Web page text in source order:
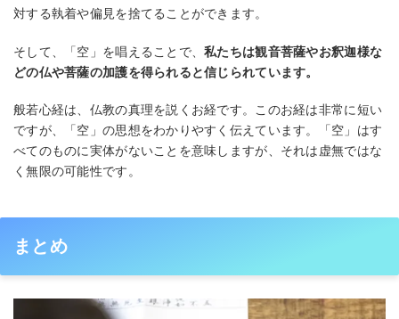
対する執着や偏見を捨てることができます。
そして、「空」を唱えることで、私たちは観音菩薩やお釈迦様な
どの仏や菩薩の加護を得られると信じられています。
般若心経は、仏教の真理を説くお経です。このお経は非常に短い
ですが、「空」の思想をわかりやすく伝えています。「空」はす
べてのものに実体がないことを意味しますが、それは虚無ではな
く無限の可能性です。
まとめ